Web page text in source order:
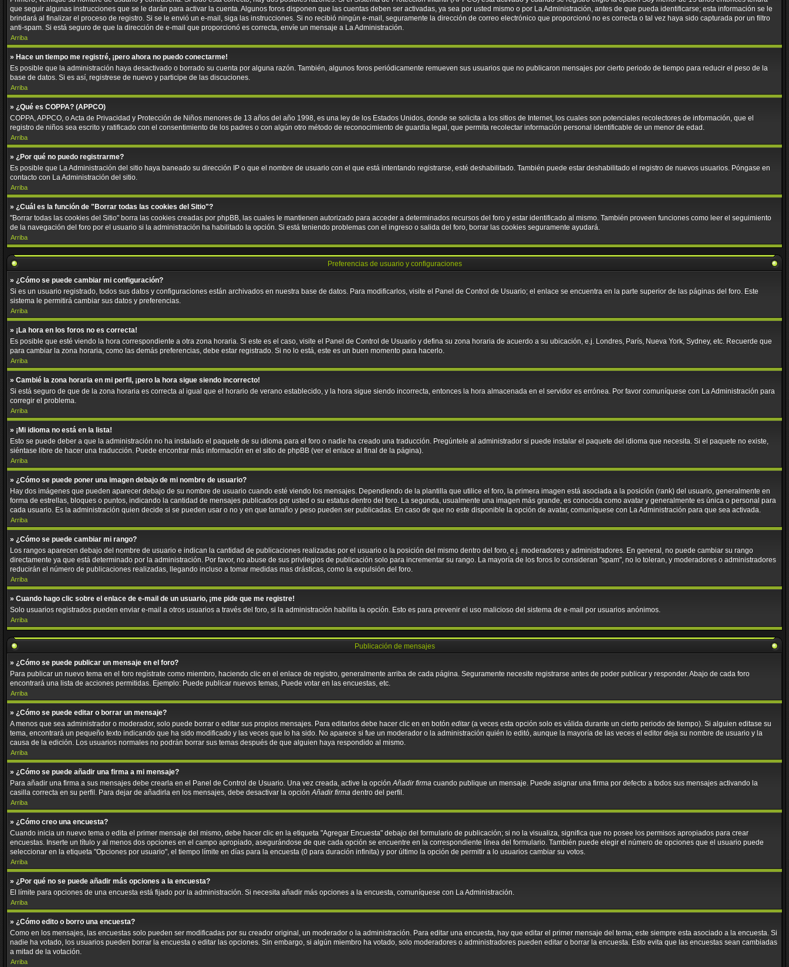
que seguir algunas instrucciones que se le darán para activar la cuenta. Algunos foros disponen que las cuentas deben ser activadas, ya sea por usted mismo o por La Administración, antes de que pueda identificarse; esta información se le
brindará al finalizar el proceso de registro. Si se le envió un e-mail, siga las instrucciones. Si no recibió ningún e-mail, seguramente la dirección de correo electrónico que proporcionó no es correcta o tal vez haya sido capturada por un filtro
anti-spam. Si está seguro de que la dirección de e-mail que proporcionó es correcta, envíe un mensaje a La Administración.
Arriba
» Hace un tiempo me registré, ¡pero ahora no puedo conectarme!
Es posible que la administración haya desactivado o borrado su cuenta por alguna razón. También, algunos foros periódicamente remueven sus usuarios que no publicaron mensajes por cierto periodo de tiempo para reducir el peso de la
base de datos. Si es así, registrese de nuevo y participe de las discuciones.
Arriba
» ¿Qué es COPPA? (APPCO)
COPPA, APPCO, o Acta de Privacidad y Protección de Niños menores de 13 años del año 1998, es una ley de los Estados Unidos, donde se solicita a los sitios de Internet, los cuales son potenciales recolectores de información, que el
registro de niños sea escrito y ratificado con el consentimiento de los padres o con algún otro método de reconocimiento de guardia legal, que permita recolectar información personal identificable de un menor de edad.
Arriba
» ¿Por qué no puedo registrarme?
Es posible que La Administración del sitio haya baneado su dirección IP o que el nombre de usuario con el que está intentando registrarse, esté deshabilitado. También puede estar deshabilitado el registro de nuevos usuarios. Póngase en
contacto con La Administración del sitio.
Arriba
» ¿Cuál es la función de "Borrar todas las cookies del Sitio"?
"Borrar todas las cookies del Sitio" borra las cookies creadas por phpBB, las cuales le mantienen autorizado para acceder a determinados recursos del foro y estar identificado al mismo. También proveen funciones como leer el seguimiento
de la navegación del foro por el usuario si la administración ha habilitado la opción. Si está teniendo problemas con el ingreso o salida del foro, borrar las cookies seguramente ayudará.
Arriba
Preferencias de usuario y configuraciones
» ¿Cómo se puede cambiar mi configuración?
Si es un usuario registrado, todos sus datos y configuraciones están archivados en nuestra base de datos. Para modificarlos, visite el Panel de Control de Usuario; el enlace se encuentra en la parte superior de las páginas del foro. Este
sistema le permitirá cambiar sus datos y preferencias.
Arriba
» ¡La hora en los foros no es correcta!
Es posible que esté viendo la hora correspondiente a otra zona horaria. Si este es el caso, visite el Panel de Control de Usuario y defina su zona horaria de acuerdo a su ubicación, e.j. Londres, París, Nueva York, Sydney, etc. Recuerde que
para cambiar la zona horaria, como las demás preferencias, debe estar registrado. Si no lo está, este es un buen momento para hacerlo.
Arriba
» Cambié la zona horaria en mi perfil, ¡pero la hora sigue siendo incorrecto!
Si está seguro de que de la zona horaria es correcta al igual que el horario de verano establecido, y la hora sigue siendo incorrecta, entonces la hora almacenada en el servidor es errónea. Por favor comuníquese con La Administración para
corregir el problema.
Arriba
» ¡Mi idioma no está en la lista!
Esto se puede deber a que la administración no ha instalado el paquete de su idioma para el foro o nadie ha creado una traducción. Pregúntele al administrador si puede instalar el paquete del idioma que necesita. Si el paquete no existe,
siéntase libre de hacer una traducción. Puede encontrar más información en el sitio de phpBB (ver el enlace al final de la página).
Arriba
» ¿Cómo se puede poner una imagen debajo de mi nombre de usuario?
Hay dos imágenes que pueden aparecer debajo de su nombre de usuario cuando esté viendo los mensajes. Dependiendo de la plantilla que utilice el foro, la primera imagen está asociada a la posición (rank) del usuario, generalmente en
forma de estrellas, bloques o puntos, indicando la cantidad de mensajes publicados por usted o su estatus dentro del foro. La segunda, usualmente una imagen más grande, es conocida como avatar y generalmente es única o personal para
cada usuario. Es la administración quien decide si se pueden usar o no y en que tamaño y peso pueden ser publicadas. En caso de que no este disponible la opción de avatar, comuníquese con La Administración para que sea activada.
Arriba
» ¿Cómo se puede cambiar mi rango?
Los rangos aparecen debajo del nombre de usuario e indican la cantidad de publicaciones realizadas por el usuario o la posición del mismo dentro del foro, e.j. moderadores y administradores. En general, no puede cambiar su rango
directamente ya que está determinado por la administración. Por favor, no abuse de sus privilegios de publicación solo para incrementar su rango. La mayoría de los foros lo consideran "spam", no lo toleran, y moderadores o administradores
reducirán el número de publicaciones realizadas, llegando incluso a tomar medidas mas drásticas, como la expulsión del foro.
Arriba
» Cuando hago clic sobre el enlace de e-mail de un usuario, ¡me pide que me registre!
Solo usuarios registrados pueden enviar e-mail a otros usuarios a través del foro, si la administración habilita la opción. Esto es para prevenir el uso malicioso del sistema de e-mail por usuarios anónimos.
Arriba
Publicación de mensajes
» ¿Cómo se puede publicar un mensaje en el foro?
Para publicar un nuevo tema en el foro regístrate como miembro, haciendo clic en el enlace de registro, generalmente arriba de cada página. Seguramente necesite registrarse antes de poder publicar y responder. Abajo de cada foro
encontrará una lista de acciones permitidas. Ejemplo: Puede publicar nuevos temas, Puede votar en las encuestas, etc.
Arriba
» ¿Cómo se puede editar o borrar un mensaje?
A menos que sea administrador o moderador, solo puede borrar o editar sus propios mensajes. Para editarlos debe hacer clic en en botón editar(a veces esta opción solo es válida durante un cierto periodo de tiempo). Si alguien editase su
tema, encontrará un pequeño texto indicando que ha sido modificado y las veces que lo ha sido. No aparece si fue un moderador o la administración quién lo editó, aunque la mayoría de las veces el editor deja su nombre de usuario y la
causa de la edición. Los usuarios normales no podrán borrar sus temas después de que alguien haya respondido al mismo.
Arriba
» ¿Cómo se puede añadir una firma a mi mensaje?
Para añadir una firma a sus mensajes debe crearla en el Panel de Control de Usuario. Una vez creada, active la opciónAñadir firma cuando publique un mensaje. Puede asignar una firma por defecto a todos sus mensajes activando la
casilla correcta en su perfil. Para dejar de añadirla en los mensajes, debe desactivar la opciónAñadir firma dentro del perfil.
Arriba
» ¿Cómo creo una encuesta?
Cuando inicia un nuevo tema o edita el primer mensaje del mismo, debe hacer clic en la etiqueta "Agregar Encuesta" debajo del formulario de publicación; si no la visualiza, significa que no posee los permisos apropiados para crear
encuestas. Inserte un título y al menos dos opciones en el campo apropiado, asegurándose de que cada opción se encuentre en la correspondiente línea del formulario. También puede elegir el número de opciones que el usuario puede
seleccionar en la etiqueta "Opciones por usuario", el tiempo límite en días para la encuesta (0 para duración infinita) y por último la opción de permitir a lo usuarios cambiar su votos.
Arriba
» ¿Por qué no se puede añadir más opciones a la encuesta?
El límite para opciones de una encuesta está fijado por la administración. Si necesita añadir más opciones a la encuesta, comuníquese con La Administración.
Arriba
» ¿Cómo edito o borro una encuesta?
Como en los mensajes, las encuestas solo pueden ser modificadas por su creador original, un moderador o la administración. Para editar una encuesta, hay que editar el primer mensaje del tema; este siempre esta asociado a la encuesta. Si
nadie ha votado, los usuarios pueden borrar la encuesta o editar las opciones. Sin embargo, si algún miembro ha votado, solo moderadores o administradores pueden editar o borrar la encuesta. Esto evita que las encuestas sean cambiadas
a mitad de la votación.
Arriba